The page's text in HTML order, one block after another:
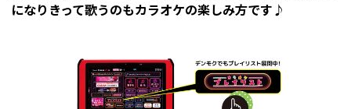
になりきって歌うのもカラオケの楽しみ方です♪